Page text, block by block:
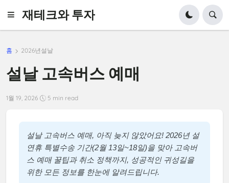
재테크와 투자
홈 2026년설날
설날 고속버스 예매
1월 19, 2026 5 min read
설날 고속버스 예매, 아직 늦지 않았어요! 2026년 설
연휴 특별수송 기간(2월 13일~18일)을 맞아 고속버
스 예매 꿀팁과 취소 정책까지, 성공적인 귀성길을
위한 모든 정보를 한눈에 알려드립니다.